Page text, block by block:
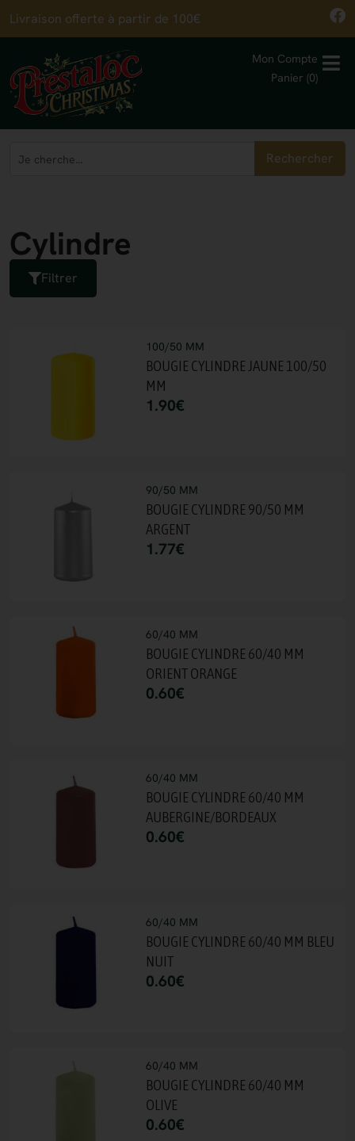
Livraison offerte à partir de 100€
Mon Compte
Panier (0)
Rechercher
Cylindre
Filtrer
100/50 MM
BOUGIE CYLINDRE JAUNE 100/50
MM
1.90€
90/50 MM
BOUGIE CYLINDRE 90/50 MM
ARGENT
1.77€
60/40 MM
BOUGIE CYLINDRE 60/40 MM
ORIENT ORANGE
0.60€
60/40 MM
BOUGIE CYLINDRE 60/40 MM
AUBERGINE/BORDEAUX
0.60€
60/40 MM
BOUGIE CYLINDRE 60/40 MM BLEU
NUIT
0.60€
60/40 MM
BOUGIE CYLINDRE 60/40 MM
OLIVE
0.60€